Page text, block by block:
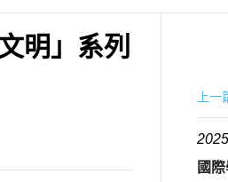
明」系列
上一
國